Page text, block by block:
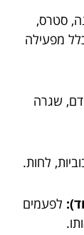
סטרס,
מפעילה
שגרה
לחות.
לפעמים